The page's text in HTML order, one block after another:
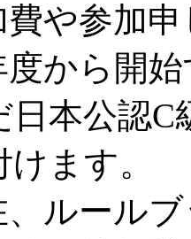
や参加
から開
本公認C
ます。
ルール